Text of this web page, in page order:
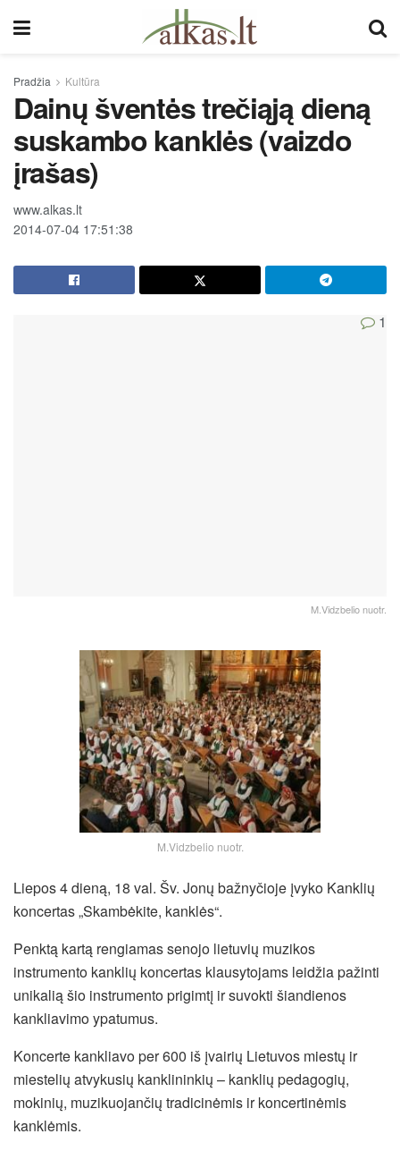
Pradžia Kultūra
Dainų šventės trečiąją dieną
suskambo kanklės (vaizdo
įrašas)
www.alkas.lt
2014-07-04 17:51:38
1
M.Vidzbelio nuotr.
M.Vidzbelio nuotr.
Liepos 4 dieną, 18 val. Šv. Jonų bažnyčioje įvyko Kanklių
koncertas „Skambėkite, kanklės“.
Penktą kartą rengiamas senojo lietuvių muzikos
instrumento kanklių koncertas klausytojams leidžia pažinti
unikalią šio instrumento prigimtį ir suvokti šiandienos
kankliavimo ypatumus.
Koncerte kankliavo per 600 iš įvairių Lietuvos miestų ir
miestelių atvykusių kanklininkių – kanklių pedagogių,
mokinių, muzikuojančių tradicinėmis ir koncertinėmis
kanklėmis.